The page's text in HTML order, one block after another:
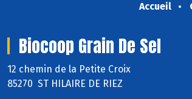
Accueil
Biocoop Grain De Sel
12 chemin de la Petite Croix
85270 ST HILAIRE DE RIEZ